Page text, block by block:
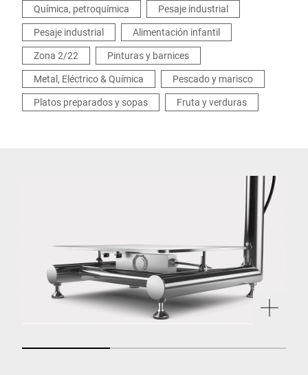
Química, petroquímica
Pesaje industrial
Pesaje industrial
Alimentación infantil
Zona 2/22
Pinturas y barnices
Metal, Eléctrico & Química
Pescado y marisco
Platos preparados y sopas
Fruta y verduras